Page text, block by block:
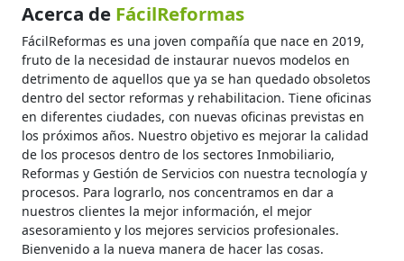
Acerca de FácilReformas
FácilReformas es una joven compañía que nace en 2019,
fruto de la necesidad de instaurar nuevos modelos en
detrimento de aquellos que ya se han quedado obsoletos
dentro del sector reformas y rehabilitacion. Tiene oficinas
en diferentes ciudades, con nuevas oficinas previstas en
los próximos años. Nuestro objetivo es mejorar la calidad
de los procesos dentro de los sectores Inmobiliario,
Reformas y Gestión de Servicios con nuestra tecnología y
procesos. Para lograrlo, nos concentramos en dar a
nuestros clientes la mejor información, el mejor
asesoramiento y los mejores servicios profesionales.
Bienvenido a la nueva manera de hacer las cosas.